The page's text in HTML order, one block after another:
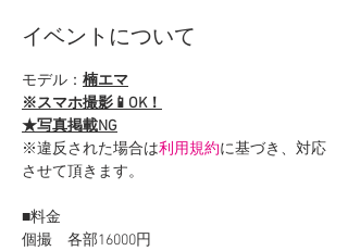
イベントについて
モデル： 楠エマ
※スマホ撮影📱OK！
★写真掲載NG
※違反された場合は利用規約に基づき、対応
させて頂きます。
■料金
個撮　各部16000円